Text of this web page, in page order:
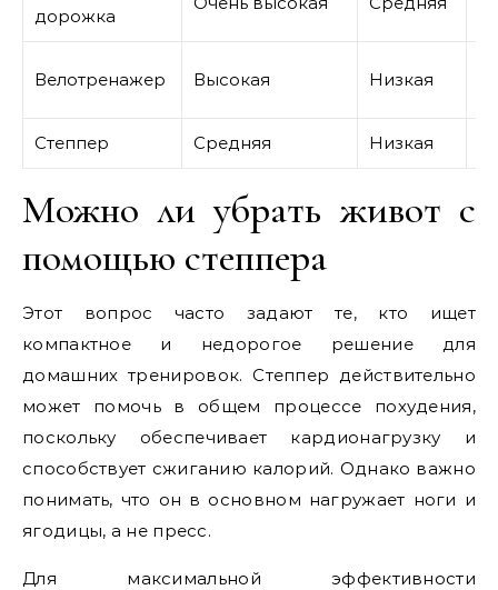
дорожка
Велотренажер Высокая Низкая
Степпер Средняя Низкая
Можно ли убрать живот с
помощью степпера
Этот вопрос часто задают те, кто ищет
компактное и недорогое решение для
домашних тренировок. Степпер действительно
может помочь в общем процессе похудения,
поскольку обеспечивает кардионагрузку и
способствует сжиганию калорий. Однако важно
понимать, что он в основном нагружает ноги и
ягодицы, а не пресс.
Для максимальной эффективности